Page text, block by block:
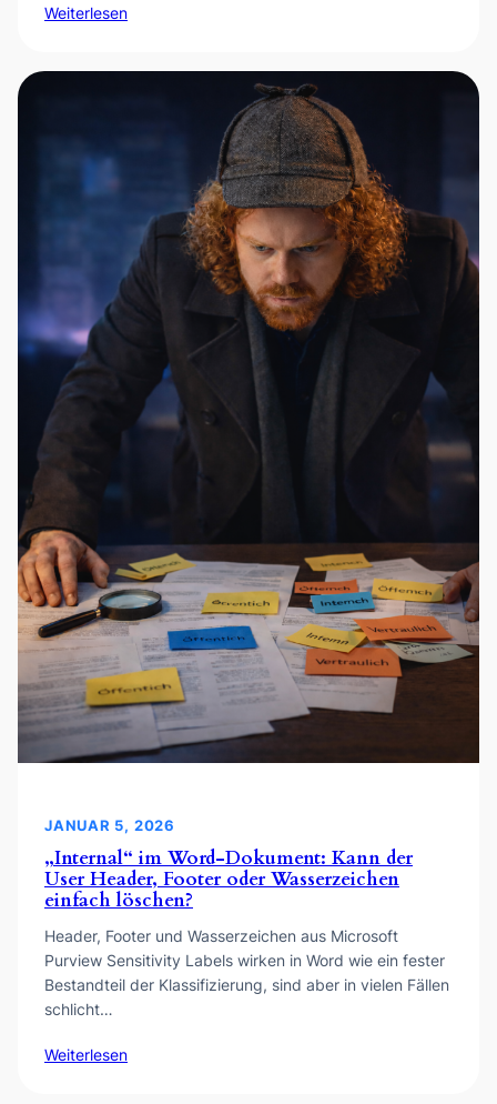
Weiterlesen
JANUAR 5, 2026
„Internal“ im Word-Dokument: Kann der
User Header, Footer oder Wasserzeichen
einfach löschen?
Header, Footer und Wasserzeichen aus Microsoft
Purview Sensitivity Labels wirken in Word wie ein fester
Bestandteil der Klassifizierung, sind aber in vielen Fällen
schlicht…
Weiterlesen